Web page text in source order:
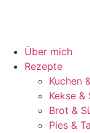
Über mich
Rezepte
Kuchen
Kekse &
Brot &
Pies &